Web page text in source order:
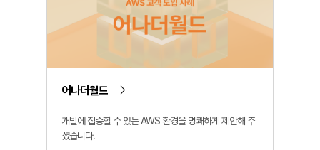
어나더월드
개발에 집중할 수 있는 AWS 환경을 명쾌하게 제안해 주
셨습니다.